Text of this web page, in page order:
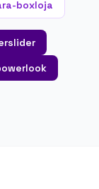
boxloja